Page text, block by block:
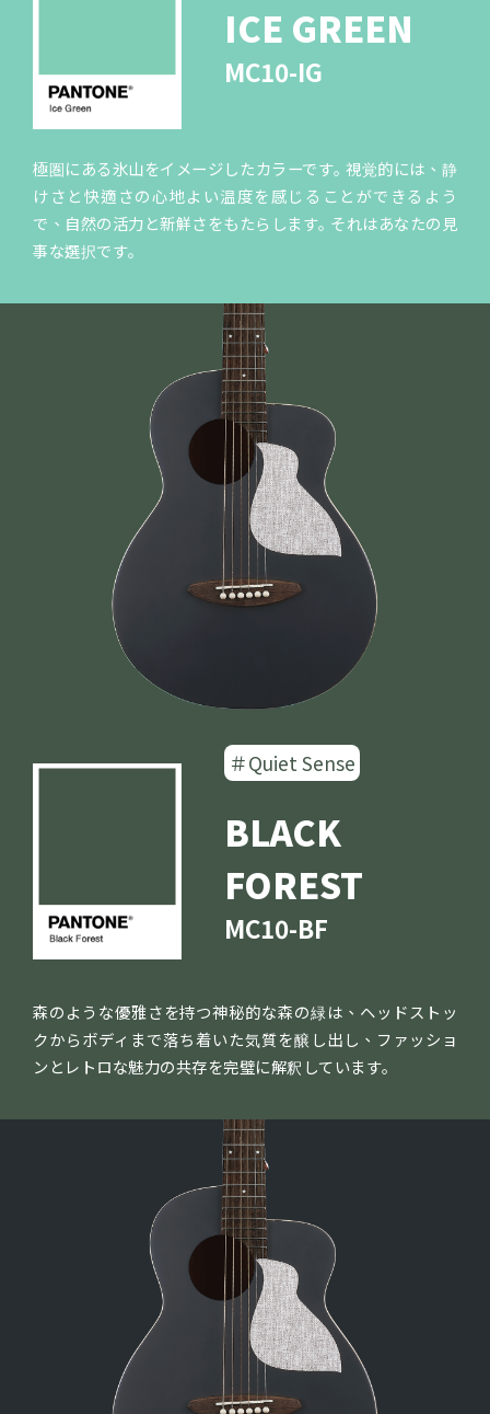
ICE GREEN
MC10-IG
極圏にある氷山をイメージしたカラーです｡ 視覚的には、静
けさと快適さの心地よい温度を感じることができるよう
で、自然の活力と新鮮さをもたらします｡ それはあなたの見
事な選択です｡
＃Quiet Sense
BLACK
FOREST
MC10-BF
森のような優雅さを持つ神秘的な森の緑は、ヘッドストッ
クからボディまで落ち着いた気質を醸し出し、ファッショ
ンとレトロな魅力の共存を完璧に解釈しています｡